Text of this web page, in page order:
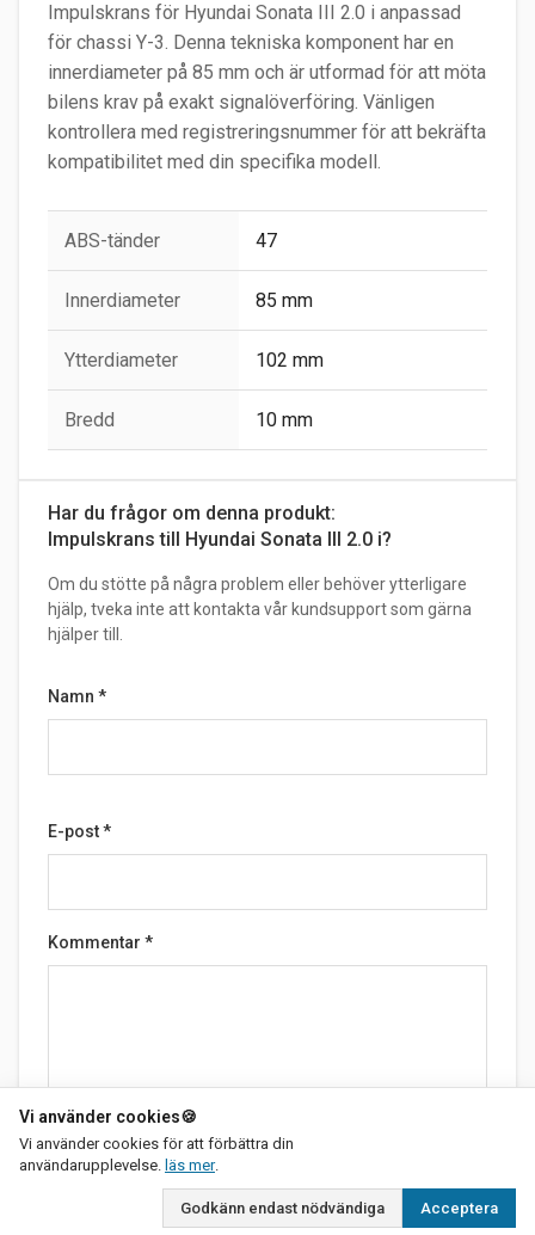
Impulskrans för Hyundai Sonata III 2.0 i anpassad
för chassi Y-3. Denna tekniska komponent har en
innerdiameter på 85 mm och är utformad för att möta
bilens krav på exakt signalöverföring. Vänligen
kontrollera med registreringsnummer för att bekräfta
kompatibilitet med din specifika modell.
ABS-tänder 47
Innerdiameter 85 mm
Ytterdiameter 102 mm
Bredd 10 mm
Har du frågor om denna produkt:
Impulskrans till Hyundai Sonata III 2.0 i?
Om du stötte på några problem eller behöver ytterligare
hjälp, tveka inte att kontakta vår kundsupport som gärna
hjälper till.
Namn *
E-post*
Kommentar *
Vi använder cookies🍪
Vi använder cookies för att förbättra din
användarupplevelse. läs merom vår integritetspolicy
.
Godkänn endast nödvändiga Acceptera